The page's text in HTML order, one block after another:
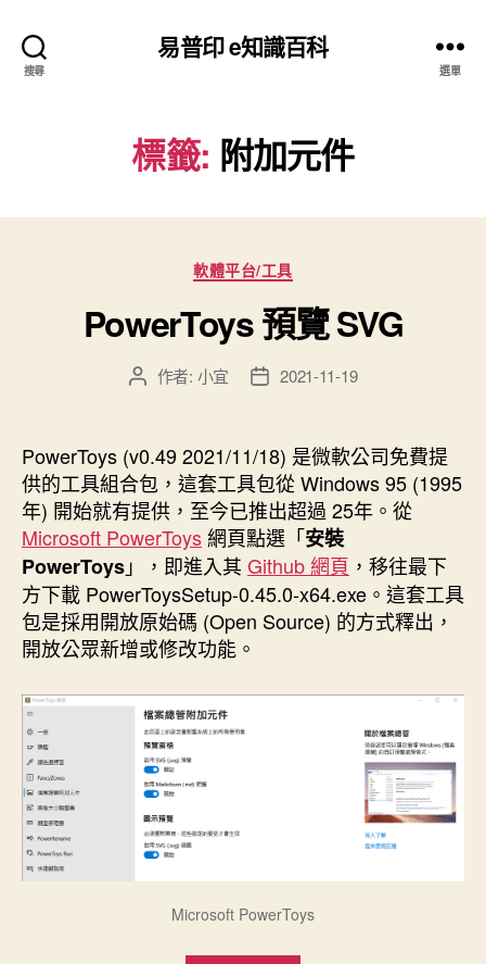
搜尋
易普印 e知識百科
選單
標籤: 附加元件
分
類
軟體平台/工具
PowerToys 預覽 SVG
文
者
作者: 小宜
文
佈
日
期
2021-11-19
PowerToys (v0.49 2021/11/18) 是微軟公司免費提
供的工具組合包，這套工具包從 Windows 95 (1995
年) 開始就有提供，至今已推出超過 25年。從
Microsoft PowerToys網頁點選「安裝
PowerToys」，即進入其 Github 網頁 ，移往最下
方下載 PowerToysSetup-0.45.0-x64.exe。這套工具
包是採用開放原始碼 (Open Source) 的方式釋出，
開放公眾新增或修改功能。
Microsoft PowerToys